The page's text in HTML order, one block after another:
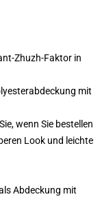
Zhuzh-Faktor in
mit
wenn Sie bestellen
Look und leichte
Abdeckung mit